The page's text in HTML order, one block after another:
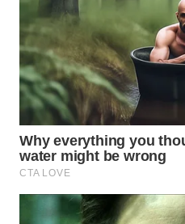
WN
SAMOSIR
WN
PADANG
LAWAS
WN
SUMEDANG